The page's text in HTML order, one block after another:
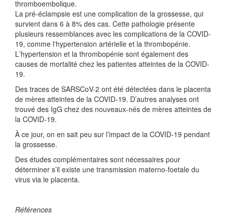
thromboembolique.
La pré-éclampsie est une complication de la grossesse, qui
survient dans 6 à 8% des cas. Cette pathologie présente
plusieurs ressemblances avec les complications de la COVID-
19, comme l'hypertension artérielle et la thrombopénie.
L’hypertension et la thrombopénie sont également des
causes de mortalité chez les patientes atteintes de la COVID-
19.
Des traces de SARSCoV-2 ont été détectées dans le placenta
de mères atteintes de la COVID-19. D’autres analyses ont
trouvé des IgG chez des nouveaux-nés de mères atteintes de
la COVID-19.
À ce jour, on en sait peu sur l’impact de la COVID-19 pendant
la grossesse.
Des études complémentaires sont nécessaires pour
déterminer s’il existe une transmission materno-foetale du
virus via le placenta.
Références